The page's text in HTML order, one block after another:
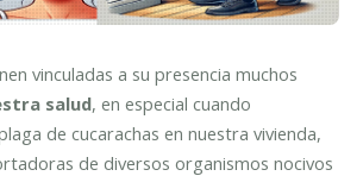
vinculadas a su presencia muchos
salud, en especial cuando
de cucarachas en nuestra vivienda,
de diversos organismos nocivos